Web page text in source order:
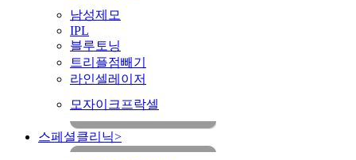
남성제모
IPL
블루토닝
트리플점빼기
라인셀레이저
모자이크프락셀
스페셜클리닉>